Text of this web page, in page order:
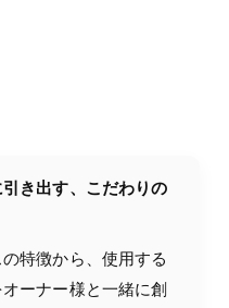
き出す、こだわりの
特徴から、使用する
ーナー様と一緒に創